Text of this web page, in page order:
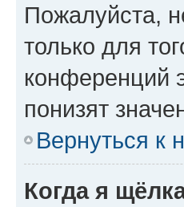
Пожалуйста,
только для
конференций
понизят
Вернуться к
Когда я